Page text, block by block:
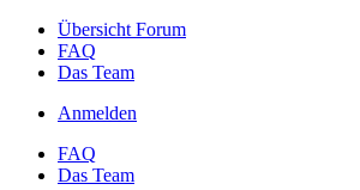
Übersicht Forum
FAQ
Das Team
Anmelden
FAQ
Das Team